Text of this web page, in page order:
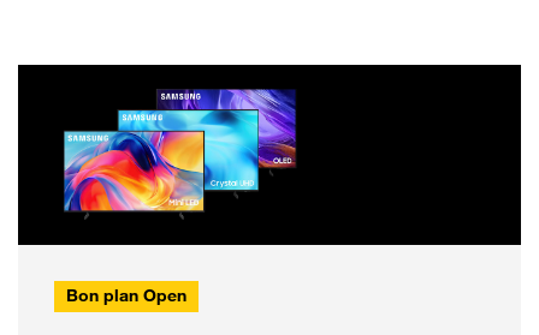
Bon plan Open